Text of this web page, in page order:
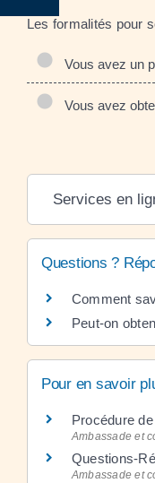
Les formalités pour
Vous avez un
Vous avez
Services en
Questions ?
Comment
Peut-on
Pour en savoir
Procédure
Ambassade et
Questions-
Ambassade et